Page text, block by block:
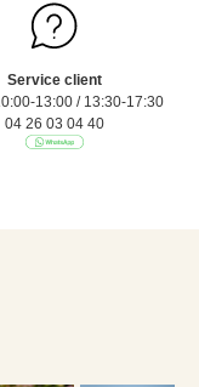
Service client
13:00 / 13:30-17:30
04 26 03 04 40